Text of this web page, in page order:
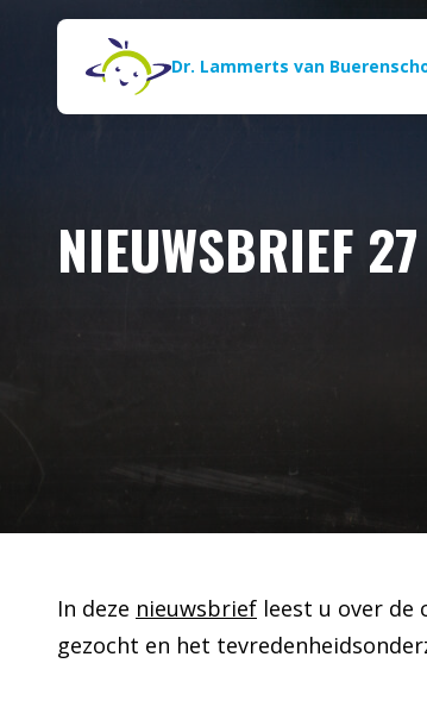
Naar de inhoud
Dr. Lammerts van
NIEUWSBRIEF
In deze nieuwsbrief leest u over de
gezocht en het